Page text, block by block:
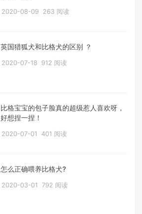
2020-08-09 263 阅读
英国猎狐犬和比格犬的区别 ？
2020-07-18 912 阅读
比格宝宝的包子脸真的超级惹人喜欢呀，
好想捏一捏！
2020-07-01 401 阅读
怎么正确喂养比格犬?
2020-03-01 792 阅读